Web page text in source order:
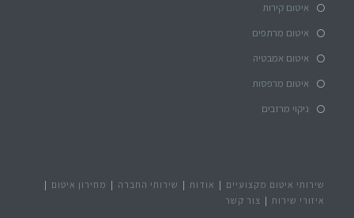
איטום קירות
איטום מרתפים
איטום אמבטיה
איטום מרפסות
ניקוי מרזבים
שירותי איטום מקצועיים אודות שירותי החברה
מחירון איטום
איזורי שירות
צור קשר